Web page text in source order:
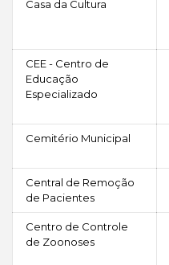
Casa da Cultura
CEE - Centro de
Educação
Especializado
Cemitério Municipal
Central de Remoção
de Pacientes
Centro de Controle
de Zoonoses